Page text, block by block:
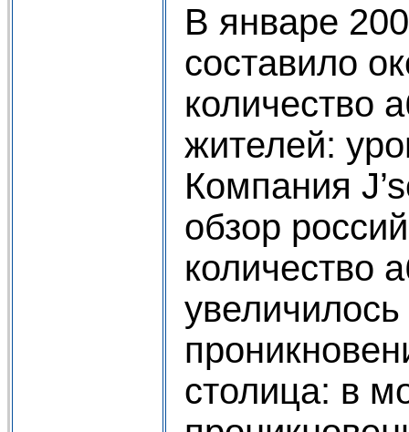
В январе
составило
количество
жителей:
Компания
обзор
количество
столица: в